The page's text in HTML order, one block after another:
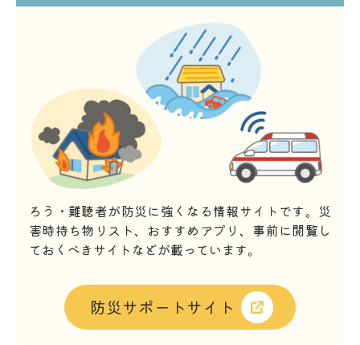
ろう・難聴者が防災に強くなる情報サイトです。災
害時持ち物リスト、おすすめアプリ、事前に閲覧し
ておくべきサイトなどが載っています。
防災サポートサイト